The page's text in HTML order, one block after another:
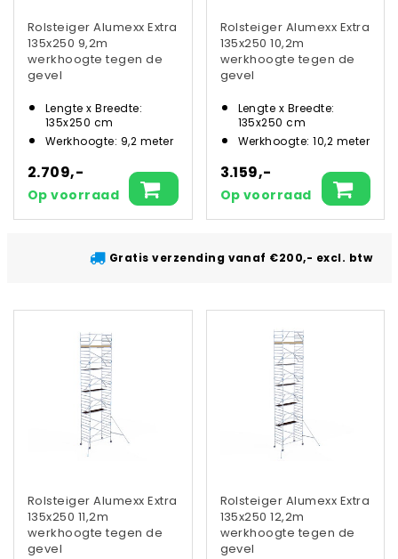
Rolsteiger Alumexx Extra
135x250 9,2m
werkhoogte tegen de
gevel
Lengte x Breedte:
135x250 cm
Werkhoogte: 9,2 meter
2.709,-
Op voorraad
Rolsteiger Alumexx Extra
135x250 10,2m
werkhoogte tegen de
gevel
Lengte x Breedte:
135x250 cm
Werkhoogte: 10,2 meter
3.159,-
Op voorraad
Gratis verzending vanaf €200,- excl. btw
Rolsteiger Alumexx Extra
135x250 11,2m
werkhoogte tegen de
gevel
Rolsteiger Alumexx Extra
135x250 12,2m
werkhoogte tegen de
gevel